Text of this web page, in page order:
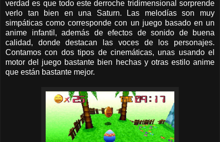
verdad es que todo este derroche tridimensional sorprende
verlo tan bien en una Saturn. Las melodías son muy
simpáticas como corresponde con un juego basado en un
anime infantil, además de efectos de sonido de buena
calidad, donde destacan las voces de los personajes.
Contamos con dos tipos de cinemáticas, unas usando el
motor del juego bastante bien hechas y otras estilo anime
que están bastante mejor.